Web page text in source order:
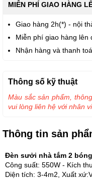
MIỄN PHÍ GIAO HÀNG
Giao hàng 2h(*) - nội
Miễn phí giao hàng lên
Nhận hàng và thanh
Thông tin sản
Đèn sưởi nhà tắm 2
Công suất: 550W - Kích
Diện tích: 3-4m2, Xuất
Thông số kỹ thuật
Màu sắc sản phẩm,
vui lòng liên hệ với nhân